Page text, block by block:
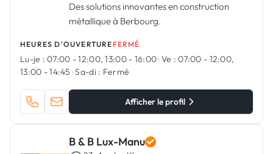
Des solutions innovantes en construction
métallique à Berbourg.
HEURES D'OUVERTURE FERMÉ
Lu-je : 07:00 - 12:00, 13:00 - 16:00·Ve : 07:00 - 12:00,
13:00 - 14:45 ·Sa-di : Fermé
Afficher le profil
B & B Lux-Manu